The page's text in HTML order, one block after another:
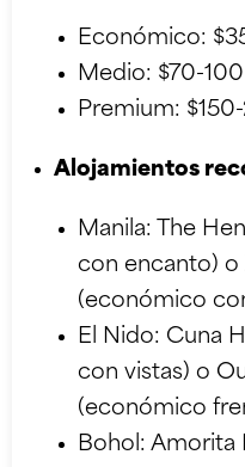
Económico:
Medio: $70-
Premium:
Alojamientos
Manila: The
con encanto) o
(económico
El Nido: Cuna
con vistas) o
(económico
Bohol: Amorita